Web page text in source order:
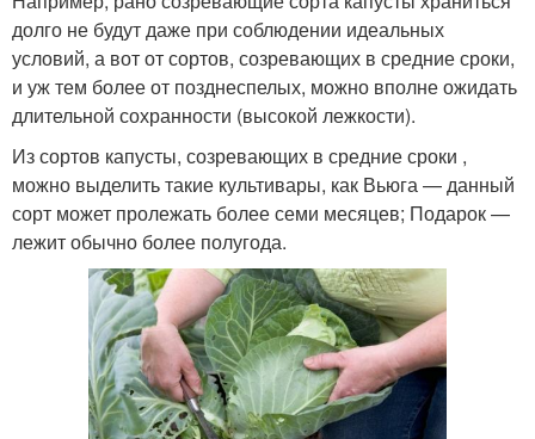
долго не будут даже при соблюдении идеальных
условий, а вот от сортов, созревающих в средние сроки,
и уж тем более от позднеспелых, можно вполне ожидать
длительной сохранности (высокой лежкости).
Из сортов капусты, созревающих в средние сроки ,
можно выделить такие культивары, как Вьюга — данный
сорт может пролежать более семи месяцев; Подарок —
лежит обычно более полугода.